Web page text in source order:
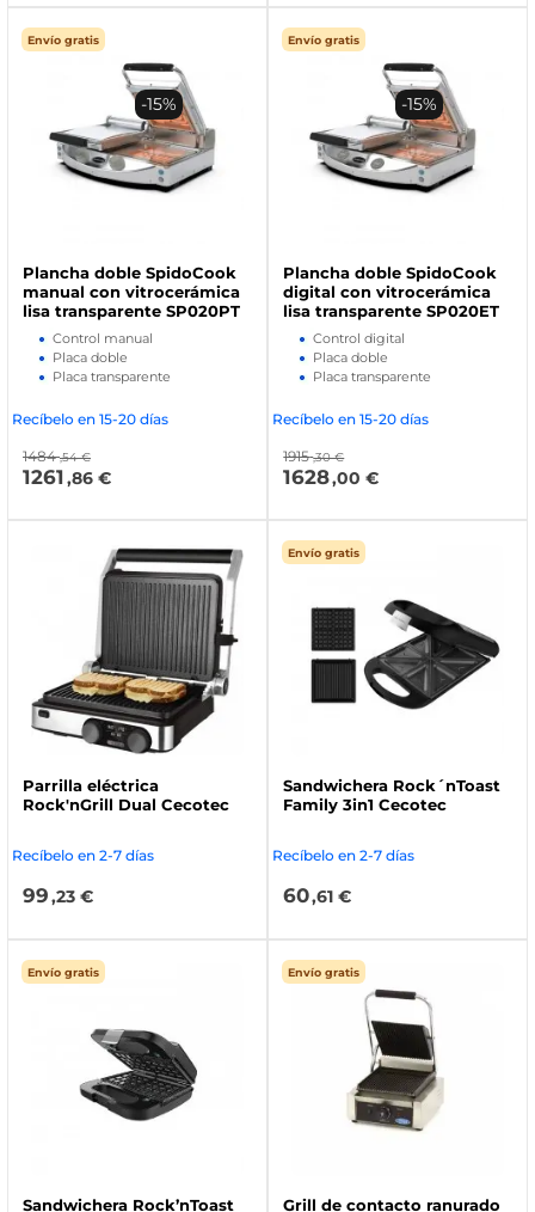
Envío gratis
Plancha doble SpidoCook
manual con vitrocerámica
lisa transparente SP020PT
Control manual
Placa doble
Placa transparente
Recíbelo en 15-20 días
1484 ,54 €
1261,86 €
-15%
Envío gratis
Plancha doble SpidoCook
digital con vitrocerámica
lisa transparente SP020ET
Control digital
Placa doble
Placa transparente
Recíbelo en 15-20 días
1915 ,30 €
1628,00 €
-15%
Parrilla eléctrica
Rock'nGrill Dual Cecotec
Recíbelo en 2-7 días
99,23 €
Envío gratis
Sandwichera Rock´nToast
Family 3in1 Cecotec
Recíbelo en 2-7 días
60,61 €
Envío gratis
Sandwichera Rock’nToast
Envío gratis
Grill de contacto ranurado